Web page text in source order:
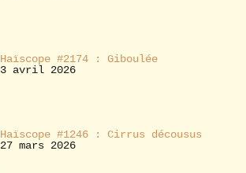
Haïscope #2174 : Giboulée
3 avril 2026
Haïscope #1246 : Cirrus décousus
27 mars 2026